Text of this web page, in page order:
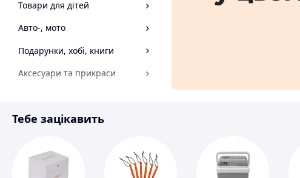
Товари для дітей
Авто-, мото
Подарунки, хобі, книги
Аксесуари та прикраси
Спорт і відпочинок
Тебе зацікавить